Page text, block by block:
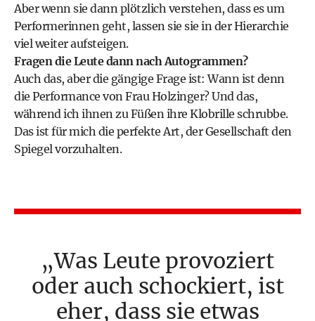
Aber wenn sie dann plötzlich verstehen, dass es um
Performerinnen geht, lassen sie sie in der Hierarchie
viel weiter aufsteigen.
Fragen die Leute dann nach Autogrammen?
Auch das, aber die gängige Frage ist: Wann ist denn
die Performance von Frau Holzinger? Und das,
während ich ihnen zu Füßen ihre Klobrille schrubbe.
Das ist für mich die perfekte Art, der Gesellschaft den
Spiegel vorzuhalten.
Was Leute provoziert
oder auch schockiert, ist
eher, dass sie etwas